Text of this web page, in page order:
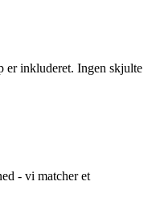
inkluderet. Ingen skjulte
- vi matcher et